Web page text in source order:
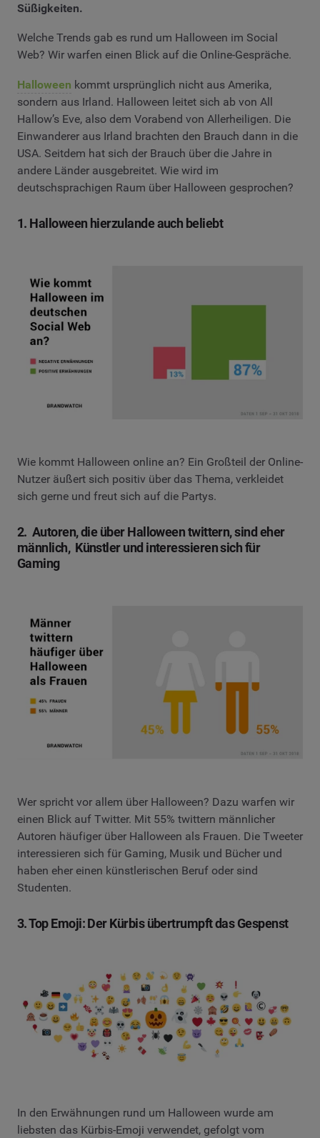
Süßigkeiten.
Welche Trends gab es rund um Halloween im Social
Web? Wir warfen einen Blick auf die Online-Gespräche.
Halloween kommt ursprünglich nicht aus Amerika,
sondern aus Irland. Halloween leitet sich ab von All
Hallow’s Eve, also dem Vorabend von Allerheiligen. Die
Einwanderer aus Irland brachten den Brauch dann in die
USA. Seitdem hat sich der Brauch über die Jahre in
andere Länder ausgebreitet. Wie wird im
deutschsprachigen Raum über Halloween gesprochen?
1. Halloween hierzulande auch beliebt
Wie kommt Halloween online an? Ein Großteil der Online-
Nutzer äußert sich positiv über das Thema, verkleidet
sich gerne und freut sich auf die Partys.
2. Autoren, die über Halloween twittern, sind eher
männlich, Künstler und interessieren sich für
Gaming
Wer spricht vor allem über Halloween? Dazu warfen wir
einen Blick auf Twitter. Mit 55% twittern männlicher
Autoren häufiger über Halloween als Frauen. Die Tweeter
interessieren sich für Gaming, Musik und Bücher und
haben eher einen künstlerischen Beruf oder sind
Studenten.
3. Top Emoji: Der Kürbis übertrumpft das Gespenst
In den Erwähnungen rund um Halloween wurde am
liebsten das Kürbis-Emoji verwendet, gefolgt vom